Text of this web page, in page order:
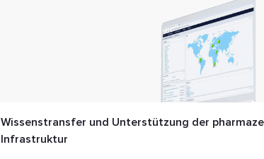
Wissenstransfer und Unterstützung der
Infrastruktur